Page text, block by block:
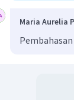
Maria Aurelia